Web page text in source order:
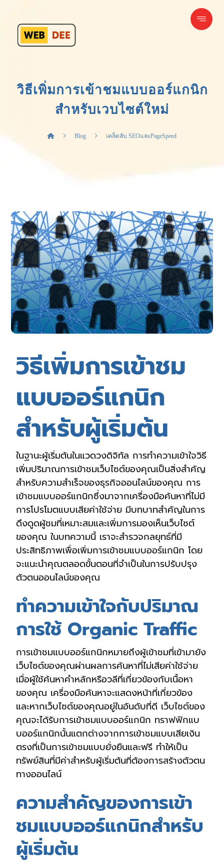
วิธีเพิ่มการเข้าชมแบบออร์แกนิก
สำหรับเวบไซต์ใหม่
Blog เคล็ดลับ SEOและPageSpeed
วิธีเพิ่มการเข้าชม
แบบออร์แกนิก
สำหรับผู้เริ่มต้น
ในฐานะผู้เริ่มต้นในแวดวงดิจิทัล การทำความเข้าใจวิธี
เพิ่มปริมาณการเข้าชมเว็บไซต์ของคุณเป็นสิ่งสำคัญ
สำหรับความสำเร็จของธุรกิจออนไลน์ของคุณ การ
เข้าชมแบบออร์แกนิกซึ่งมาจากเครื่องมือค้นหาที่ไม่มี
การโปรโมตแบบเสียค่าใช้จ่าย มีบทบาทสำคัญในการ
ดึงดูดผู้ชมที่เหมาะสมและเพิ่มการมองเห็นเว็บไซต์
ของคุณ ในบทความนี้ เราจะสำรวจกลยุทธ์ที่มี
ประสิทธิภาพเพื่อเพิ่มการเข้าชมแบบออร์แกนิก โดย
จะแนะนำคุณตลอดขั้นตอนที่จำเป็นในการปรับปรุง
ตัวตนออนไลน์ของคุณ
ทำความเข้าใจกับปริมาณ
การใช้ Organic Traffic
การเข้าชมแบบออร์แกนิกหมายถึงผู้เข้าชมที่เข้ามายัง
เว็บไซต์ของคุณผ่านผลการค้นหาที่ไม่เสียค่าใช้จ่าย
เมื่อผู้ใช้ค้นหาคำหลักหรือวลีที่เกี่ยวข้องกับเนื้อหา
ของคุณ เครื่องมือค้นหาจะแสดงหน้าที่เกี่ยวข้อง
และหากเว็บไซต์ของคุณอยู่ในอันดับที่ดี เว็บไซต์ของ
คุณจะได้รับการเข้าชมแบบออร์แกนิก ทราฟฟิกแบ
บออร์แกนิกนั้นแตกต่างจากการเข้าชมแบบเสียเงิน
ตรงที่เป็นการเข้าชมแบบยั่งยืนและฟรี ทำให้เป็น
ทรัพย์สินที่มีค่าสำหรับผู้เริ่มต้นที่ต้องการสร้างตัวตน
ทางออนไลน์
ความสำคัญของการเข้า
ชมแบบออร์แกนิกสำหรับ
ผู้เริ่มต้น